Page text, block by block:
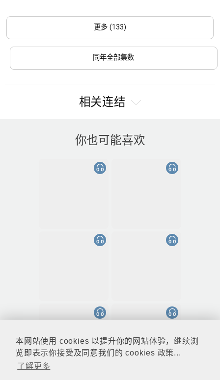
本网站使用 cookies 以提升你的网站体验，继续浏
览即表示你接受及同意我们的 cookies 政策...
了解更多
更多 (133)
同年全部集数
相关连结
你也可能喜欢